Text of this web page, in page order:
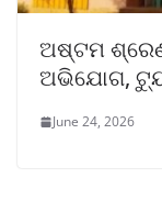
ଅଷ୍ଟମ
ଅଭିଯୋଗ,
June 24, 2026